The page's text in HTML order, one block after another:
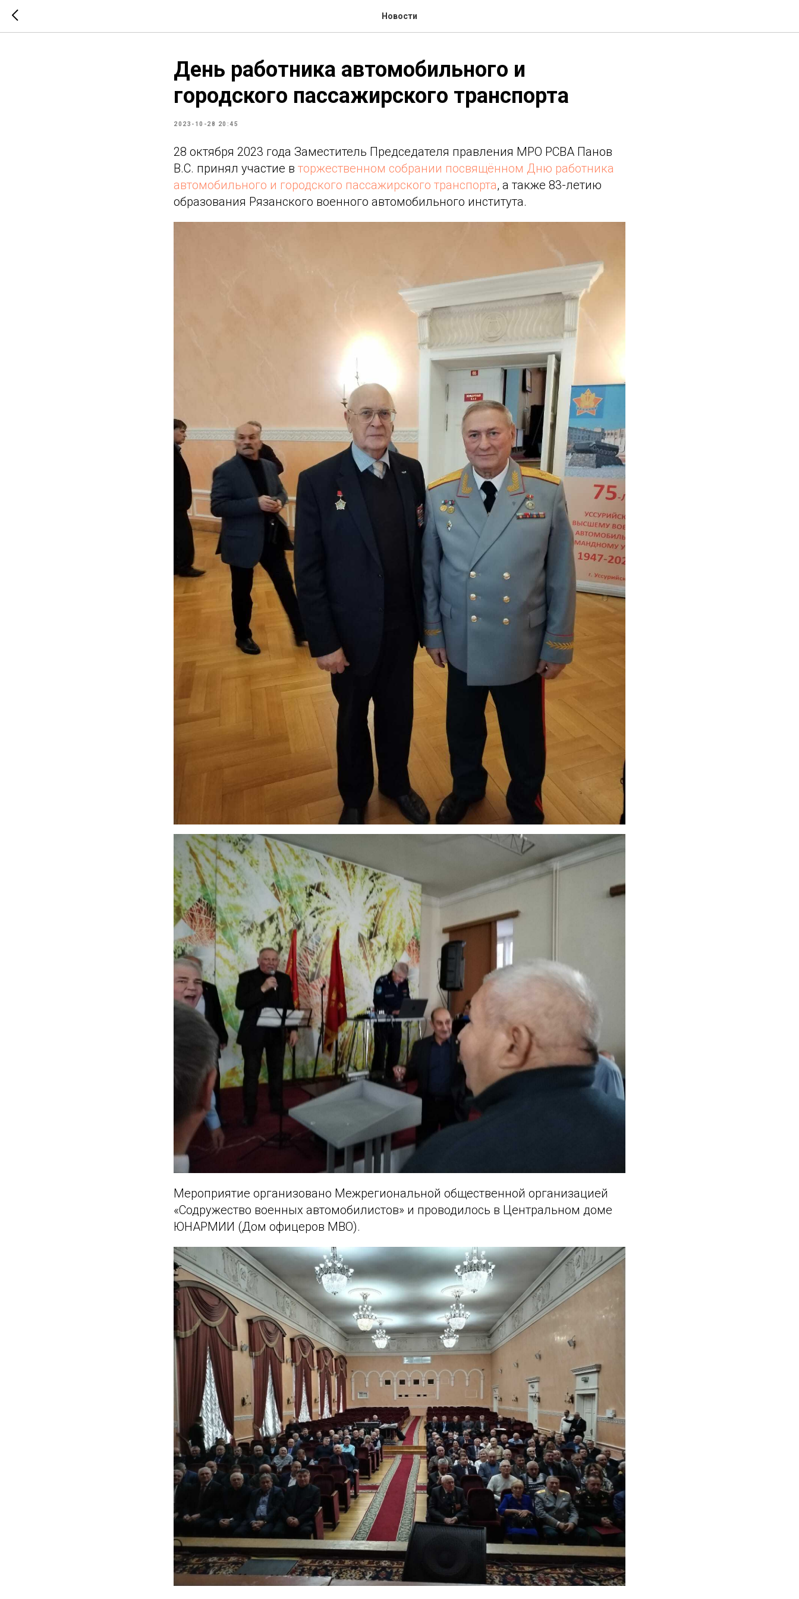
Новости
День работника автомобильного и
городского пассажирского транспорта
2023-10-28 20:45
28 октября 2023 года Заместитель Председателя правления МРО РСВА Панов
В.С. принял участие в торжественном собрании посвящённом Дню работника
автомобильного и городского пассажирского транспорта, а также 83-летию
образования Рязанского военного автомобильного института.
Мероприятие организовано Межрегиональной общественной организацией
«Содружество военных автомобилистов» и проводилось в Центральном доме
ЮНАРМИИ (Дом офицеров МВО).